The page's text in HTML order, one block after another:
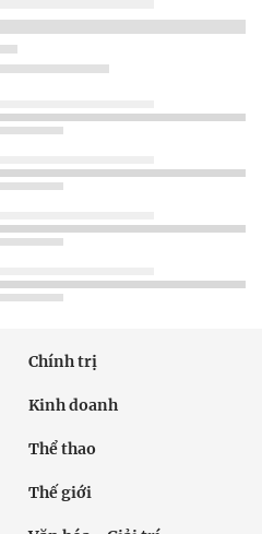
Chính trị
Kinh doanh
Thể thao
Thế giới